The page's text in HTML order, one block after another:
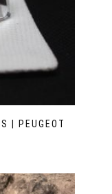
| PEUGEOT